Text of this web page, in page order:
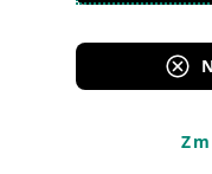
Korzystanie z serwisu